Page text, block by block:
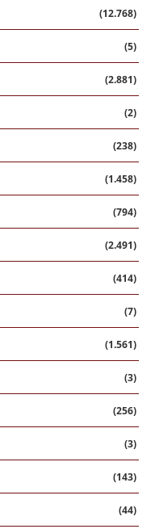
(12.768)
(5)
(2.881)
(2)
(238)
(1.458)
(794)
(2.491)
(414)
(7)
(1.561)
(3)
(256)
(3)
(143)
(44)